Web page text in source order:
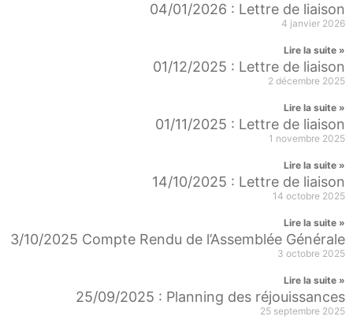
04/01/2026 : Lettre de liaison
4 janvier 2026
Lire la suite »
01/12/2025 : Lettre de liaison
2 décembre 2025
Lire la suite »
01/11/2025 : Lettre de liaison
1 novembre 2025
Lire la suite »
14/10/2025 : Lettre de liaison
14 octobre 2025
Lire la suite »
3/10/2025 Compte Rendu de l’Assemblée Générale
3 octobre 2025
Lire la suite »
25/09/2025 : Planning des réjouissances
25 septembre 2025